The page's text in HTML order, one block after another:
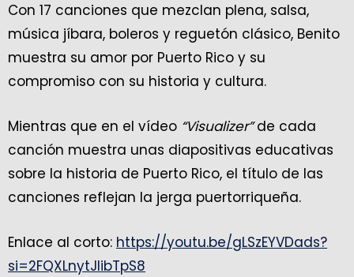
Con 17 canciones que mezclan plena, salsa,
música jíbara, boleros y reguetón clásico, Benito
muestra su amor por Puerto Rico y su
compromiso con su historia y cultura.
Mientras que en el vídeo “Visualizer”de cada
canción muestra unas diapositivas educativas
sobre la historia de Puerto Rico, el título de las
canciones reflejan la jerga puertorriqueña.
Enlace al corto: https://youtu.be/gLSzEYVDads?
si=2FQXLnytJlibTpS8